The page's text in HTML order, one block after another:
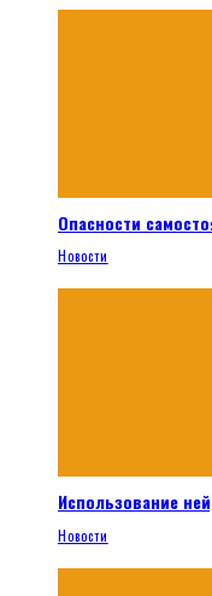
Опасности
Новости
Использование
Новости